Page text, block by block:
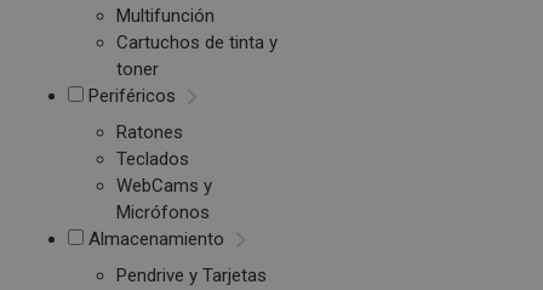
Multifunción
Cartuchos de tinta y
toner
Periféricos
Ratones
Teclados
WebCams y
Micrófonos
Almacenamiento
Pendrive y Tarjetas